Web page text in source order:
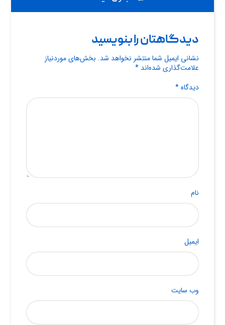
دیدگاهتان را بنویسید
نشانی ایمیل شما منتشر نخواهد شد. بخش‌های موردنیاز
علامت‌گذاری شده‌اند*
دیدگاه*
نام
ایمیل
وب‌ سایت